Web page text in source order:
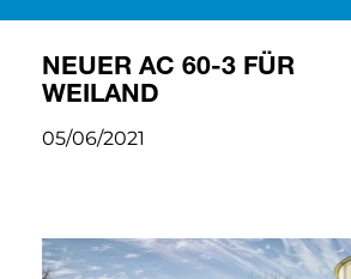
NEUER AC 60-3 FÜR
WEILAND
05/06/2021